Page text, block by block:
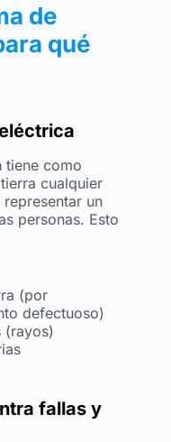
de
qué
tiene como
cualquier
un
personas. Esto
(por
defectuoso)
(rayos)
fallas y